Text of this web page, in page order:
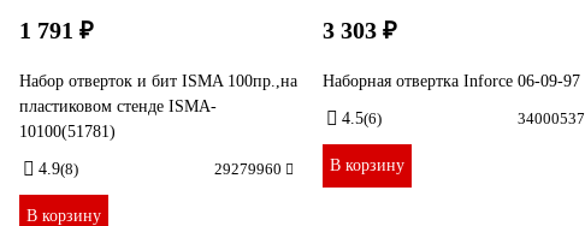
1 791 ₽
Набор отверток и бит ISMA 100пр.,на
пластиковом стенде ISMA-
10100(51781)
4.9(8) 29279960
В корзину
3 303 ₽
Наборная отвертка Inforce 06-09-97
4.5(6) 34000537
В корзину